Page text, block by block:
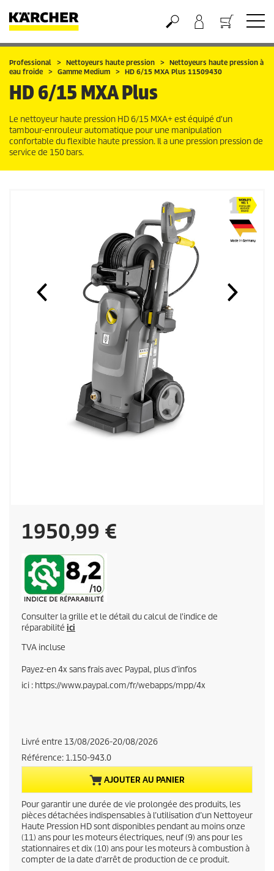
Panier
Professional Nettoyeurs haute pression
Nettoyeurs haute pression à
eau froide
Gamme Medium HD 6/15 MXA Plus 11509430
HD 6/15 MXA Plus
Le nettoyeur haute pression HD 6/15 MXA+ est équipé d'un
tambour-enrouleur automatique pour une manipulation
confortable du flexible haute pression. Il a une pression pression de
service de 150 bars.
C
u
r
r
e
n
t
r
o
d
u
c
t
1950,99 €
Consulter la grille et le détail du calcul de l'indice de
réparabilité ici
TVA incluse
Payez-en 4x sans frais avec Paypal, plus d’infos
ici : https://www.paypal.com/fr/webapps/mpp/4x
Livré entre 13/08/2026-20/08/2026
Référence: 1.150-943.0
AJOUTER AU PANIER
Pour garantir une durée de vie prolongée des produits, les
pièces détachées indispensables à l’utilisation d’un Nettoyeur
Haute Pression HD sont disponibles pendant au moins onze
(11) ans pour les moteurs électriques, neuf (9) ans pour les
stationnaires et dix (10) ans pour les moteurs à combustion à
compter de la date d'arrêt de production de ce produit.